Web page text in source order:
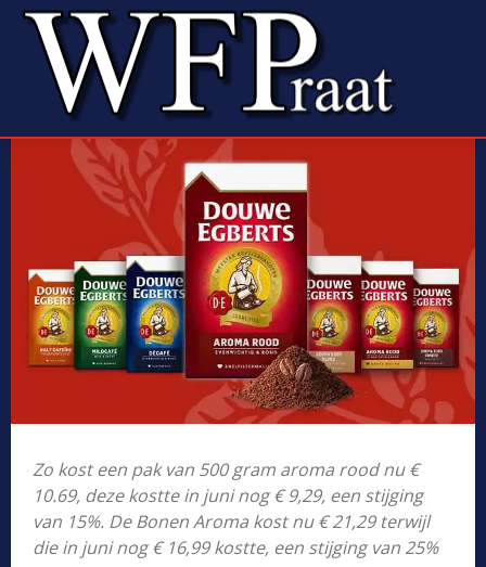
Zo kost een pak van 500 gram aroma rood nu €
10.69, deze kostte in juni nog € 9,29, een stijging
van 15%. De Bonen Aroma kost nu € 21,29 terwijl
die in juni nog € 16,99 kostte, een stijging van 25%